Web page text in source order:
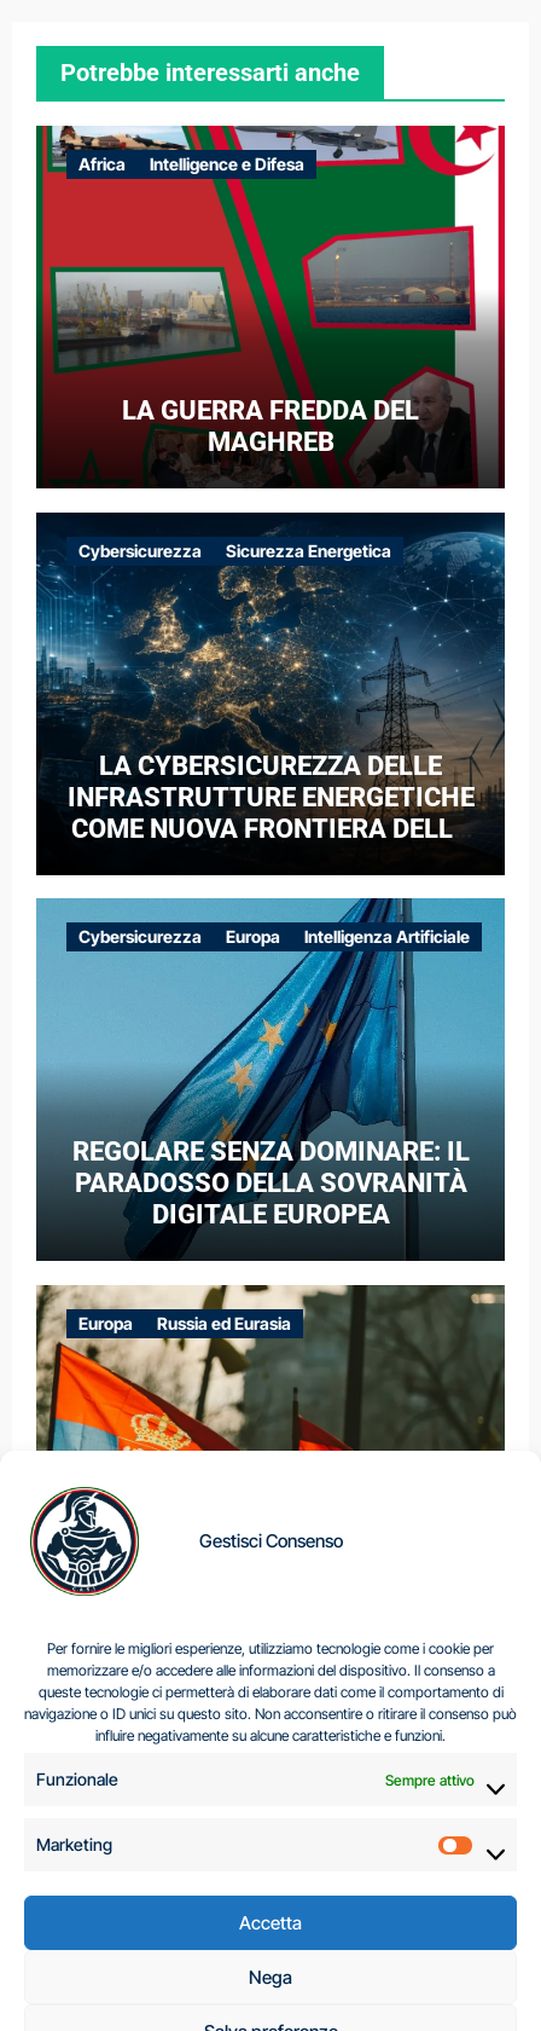
Gestisci Consenso
Per fornire le migliori esperienze, utilizziamo tecnologie come i cookie per
memorizzare e/o accedere alle informazioni del dispositivo. Il consenso a
queste tecnologie ci permetterà di elaborare dati come il comportamento di
navigazione o ID unici su questo sito. Non acconsentire o ritirare il consenso può
influire negativamente su alcune caratteristiche e funzioni.
Funzionale Sempre attivo
Marketing
Accetta
Nega
Potrebbe interessarti anche
Africa Intelligence e Difesa
LA GUERRA FREDDA DEL
MAGHREB
Cybersicurezza Sicurezza Energetica
LA CYBERSICUREZZA DELLE
INFRASTRUTTURE ENERGETICHE
COME NUOVA FRONTIERA DELLA
CASO DELLE RETI ELETTRICHE
EUROPEE NEL CONTESTO DELLA
GUERRA IBRIDA
Cybersicurezza Europa Intelligenza Artificiale
REGOLARE SENZA DOMINARE: IL
PARADOSSO DELLA SOVRANITÀ
DIGITALE EUROPEA
Europa Russia ed Eurasia
Centro Analisi e Studi Italus © Tutti i diritti riservati
C.A.S.I. – Centro
Analisi e Studi Italus